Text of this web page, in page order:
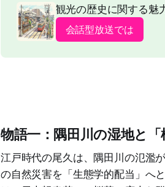
観光の歴史に関する魅
会話型放送では
物語一：隅田川の湿地と
江戸時代の尾久は、隅田川の氾濫
の自然災害を「生態学的配当」へ